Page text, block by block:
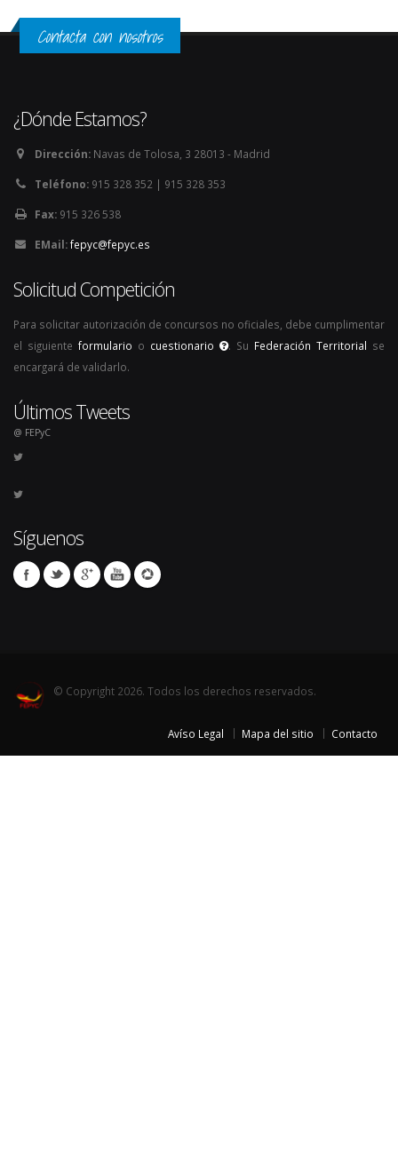
Contacta con nosotros
¿Dónde Estamos?
Dirección: Navas de Tolosa, 3 28013 - Madrid
Teléfono: 915 328 352 | 915 328 353
Fax: 915 326 538
EMail:fepyc@fepyc.es
Solicitud Competición
Para solicitar autorización de concursos no oficiales, debe cumplimentar
el siguiente formulario o cuestionario . Su Federación Territorial se
encargará de validarlo.
Últimos Tweets
@ FEPyC
Síguenos
© Copyright 2026. Todos los derechos reservados.
Avíso Legal Mapa del sitio Contacto